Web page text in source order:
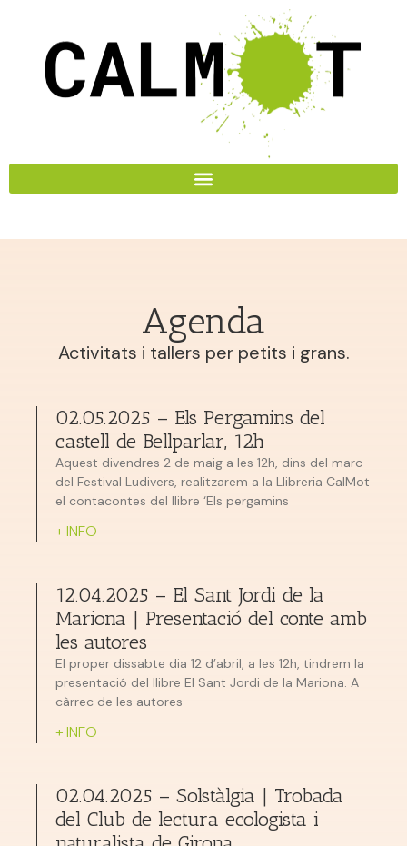
Agenda
Activitats i tallers per petits i grans.
02.05.2025 – Els Pergamins del
castell de Bellparlar, 12h
Aquest divendres 2 de maig a les 12h, dins del marc
del Festival Ludivers, realitzarem a la Llibreria CalMot
el contacontes del llibre ‘Els pergamins
+ INFO
12.04.2025 – El Sant Jordi de la
Mariona | Presentació del conte amb
les autores
El proper dissabte dia 12 d’abril, a les 12h, tindrem la
presentació del llibre El Sant Jordi de la Mariona. A
càrrec de les autores
+ INFO
02.04.2025 – Solstàlgia | Trobada
del Club de lectura ecologista i